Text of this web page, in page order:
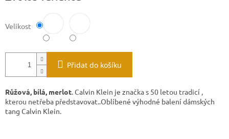
Velikost
Přidat do košíku
Růžová, bílá, merlot. Calvin Klein je značka s 50 letou tradicí ,
kterou netřeba představovat..Oblíbené výhodné balení dámských
tang Calvin Klein.